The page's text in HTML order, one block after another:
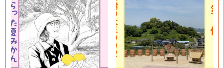
ビ
ゲ
ー